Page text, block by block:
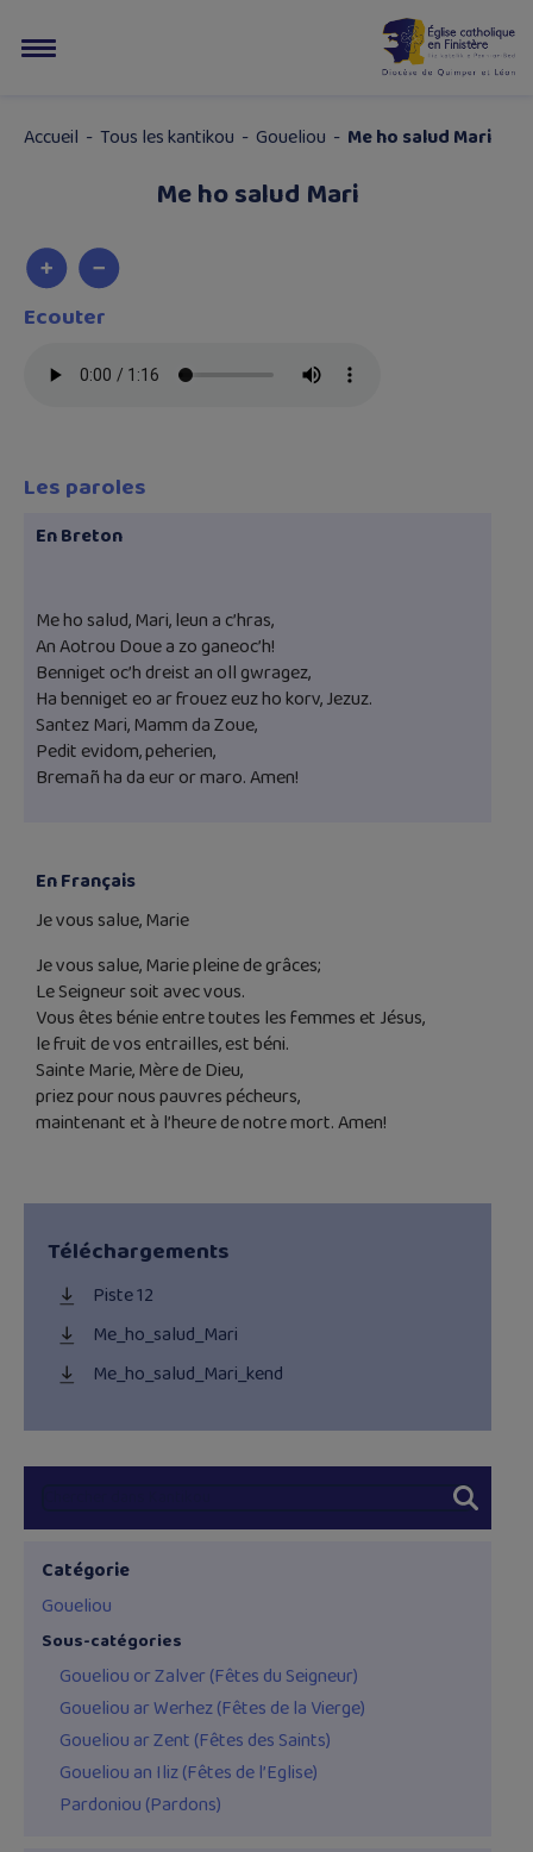
Accueil - Tous les kantikou - Goueliou - Me ho salud Mari
Me ho salud Mari
Ecouter
Les paroles
En Breton
Me ho salud, Mari, leun a c’hras,
An Aotrou Doue a zo ganeoc’h!
Benniget oc’h dreist an oll gwragez,
Ha benniget eo ar frouez euz ho korv, Jezuz.
Santez Mari, Mamm da Zoue,
Pedit evidom, peherien,
Bremañ ha da eur or maro. Amen!
En Français
Je vous salue, Marie
Je vous salue, Marie pleine de grâces;
Le Seigneur soit avec vous.
Vous êtes bénie entre toutes les femmes et Jésus,
le fruit de vos entrailles, est béni.
Sainte Marie, Mère de Dieu,
priez pour nous pauvres pécheurs,
maintenant et à l’heure de notre mort. Amen!
Téléchargements
Piste 12
Me_ho_salud_Mari
Me_ho_salud_Mari_kend
Catégorie
Goueliou
Sous-catégories
Goueliou or Zalver (Fêtes du Seigneur)
Goueliou ar Werhez (Fêtes de la Vierge)
Goueliou ar Zent (Fêtes des Saints)
Goueliou an Iliz (Fêtes de l’Eglise)
Pardoniou (Pardons)